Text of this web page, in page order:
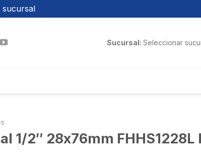
sucursal
Sucursal: Seleccionar
1/2″ 28x76mm FHHS1228L